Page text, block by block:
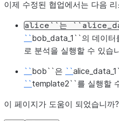
- id: alice_data_1
bob:
data_offerings :
- id:
bob_data_1
templates
id template1
data_providers :
이제 수정된 협업에서는 다음
alice``는
``bob_data_1``의 데이터
로 분석을 실행할 수 있습
``bob``은 ``
``template2``를 실행할
이 페이지가 도움이 되었습니까?